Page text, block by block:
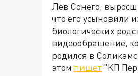
Лев Сонего,
что его усыновили
биологических
видеообращение,
родился в
этом пишет "КП